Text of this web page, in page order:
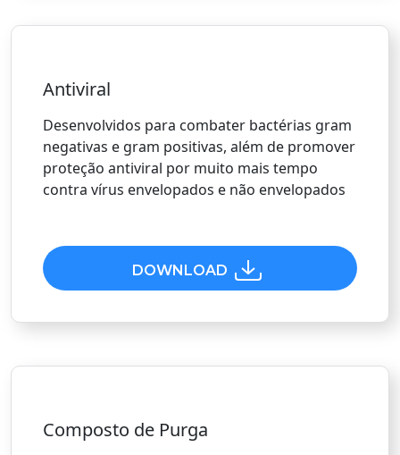
Antiviral
Desenvolvidos para combater bactérias gram
negativas e gram positivas, além de promover
proteção antiviral por muito mais tempo
contra vírus envelopados e não envelopados
DOWNLOAD
Composto de Purga